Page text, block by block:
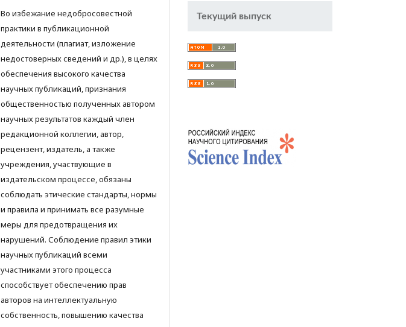
Во избежание недобросовестной
практики в публикационной
деятельности (плагиат, изложение
недостоверных сведений и др.), в целях
обеспечения высокого качества
научных публикаций, признания
общественностью полученных автором
научных результатов каждый член
редакционной коллегии, автор,
рецензент, издатель, а также
учреждения, участвующие в
издательском процессе, обязаны
соблюдать этические стандарты, нормы
и правила и принимать все разумные
меры для предотвращения их
нарушений. Соблюдение правил этики
научных публикаций всеми
участниками этого процесса
способствует обеспечению прав
авторов на интеллектуальную
собственность, повышению качества
Текущий выпуск